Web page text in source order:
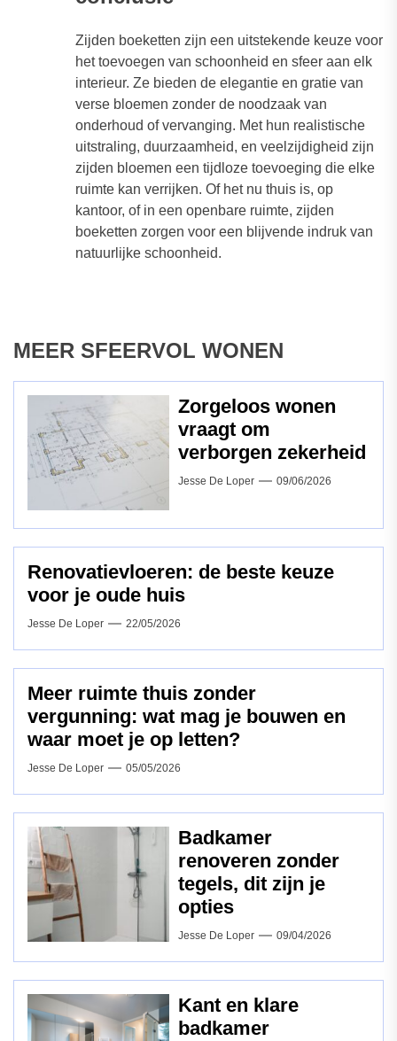
Zijden boeketten zijn een uitstekende keuze voor
het toevoegen van schoonheid en sfeer aan elk
interieur. Ze bieden de elegantie en gratie van
verse bloemen zonder de noodzaak van
onderhoud of vervanging. Met hun realistische
uitstraling, duurzaamheid, en veelzijdigheid zijn
zijden bloemen een tijdloze toevoeging die elke
ruimte kan verrijken. Of het nu thuis is, op
kantoor, of in een openbare ruimte, zijden
boeketten zorgen voor een blijvende indruk van
natuurlijke schoonheid.
MEER SFEERVOL WONEN
Zorgeloos wonen
vraagt om
verborgen zekerheid
Jesse De Loper 09/06/2026
Renovatievloeren: de beste keuze
voor je oude huis
Jesse De Loper 22/05/2026
Meer ruimte thuis zonder
vergunning: wat mag je bouwen en
waar moet je op letten?
Jesse De Loper 05/05/2026
Badkamer
renoveren zonder
tegels, dit zijn je
opties
Jesse De Loper 09/04/2026
Kant en klare
badkamer